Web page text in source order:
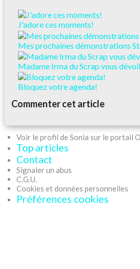
J'adore ces moments!
Mes prochaines démonstrations
Madame Irma du Scrap vous
Bloquez votre agenda!
Commenter cet article
Voir le profil de Sonia sur le portail
Top articles
Contact
Signaler un abus
C.G.U.
Cookies et données personnelles
Préférences cookies